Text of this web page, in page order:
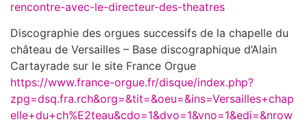
rencontre-avec-le-directeur-des-theatres
Discographie des orgues successifs de la chapelle du
château de Versailles – Base discographique d’Alain
Cartayrade sur le site France Orgue
https://www.france-orgue.fr/disque/index.php?
zpg=dsq.fra.rch&org=&tit=&oeu=&ins=Versailles+chap
elle+du+ch%E2teau&cdo=1&dvo=1&vno=1&edi=&nrow